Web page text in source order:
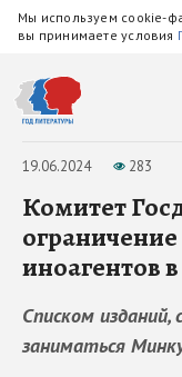
Мы используем cookie-
вы принимаете условия
19.06.2024 283
Комитет
иноагентов
Списком
заниматься